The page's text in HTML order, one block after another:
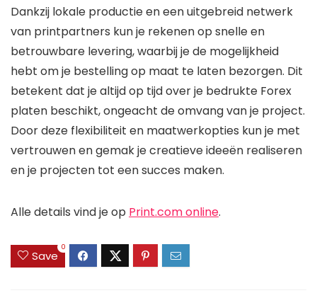
Dankzij lokale productie en een uitgebreid netwerk
van printpartners kun je rekenen op snelle en
betrouwbare levering, waarbij je de mogelijkheid
hebt om je bestelling op maat te laten bezorgen. Dit
betekent dat je altijd op tijd over je bedrukte Forex
platen beschikt, ongeacht de omvang van je project.
Door deze flexibiliteit en maatwerkopties kun je met
vertrouwen en gemak je creatieve ideeën realiseren
en je projecten tot een succes maken.
Alle details vind je op Print.com online.
Save
0